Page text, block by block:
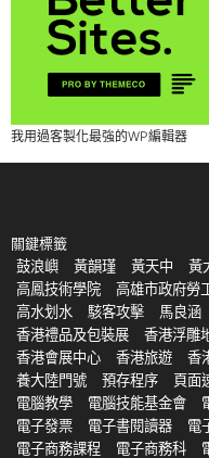
我用過客製化最強的WP編輯器
關鍵標籤
鼓浪嶼
黃韻瑾 黃天中 黃
高鳳技術學院
高雄市政府勞
高水划水
駭客攻擊 馬良涵
香港禮品及包裝展
香港浮雕
香港會展中心
香港旅遊 香
養大陸門號
預存程序 頁面
電腦教學
電腦技能基金會
電子發票
電子書閱讀器 電
電子商務課程
電子商務科